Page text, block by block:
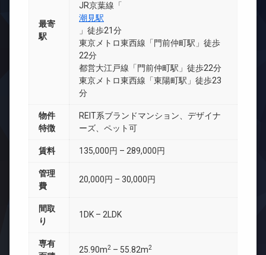
最寄
駅
JR京葉線「
潮見駅
」徒歩21分
東京メトロ東西線「門前仲町駅」徒歩
22分
都営大江戸線「門前仲町駅」徒歩22分
東京メトロ東西線「東陽町駅」徒歩23
分
物件
特徴
REIT系ブランドマンション、デザイナ
ーズ、ペット可
賃料 135,000円 – 289,000円
管理
費
20,000円 – 30,000円
間取
り
1DK – 2LDK
専有
25.90m2 – 55.82m2